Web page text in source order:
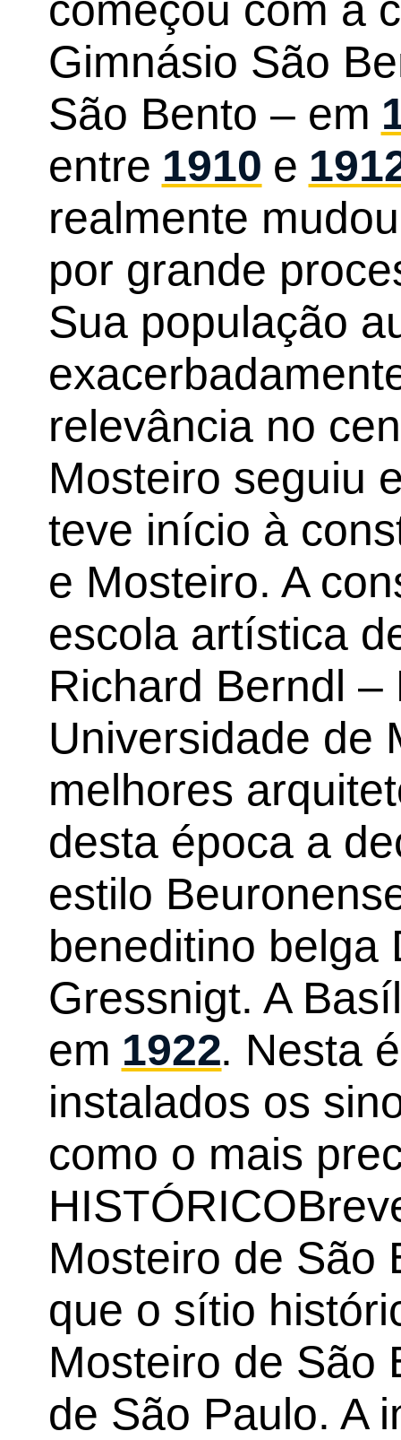
Gimnásio São
São Bento – em
entre 1910e
realmente
por grande
Sua população
relevância no
Mosteiro seguiu
teve início à
e Mosteiro. A
escola artística
Richard Berndl –
Universidade de
melhores
desta época a
estilo
beneditino belga
Gressnigt. A
em 1922. Nesta
instalados os
como o mais
Mosteiro de São
que o sítio
Mosteiro de São
de São Paulo. A